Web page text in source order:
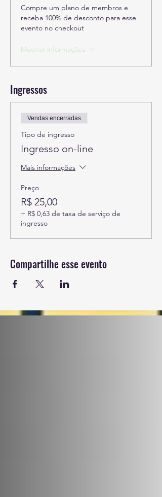
Compre um plano de membros e
receba 100% de desconto para esse
evento no checkout
Mostrar informações
Ingressos
Vendas encerradas
Tipo de ingresso
Ingresso on-line
Mais informações
Preço
R$ 25,00
+ R$ 0,63 de taxa de serviço de
ingresso
Compartilhe esse evento